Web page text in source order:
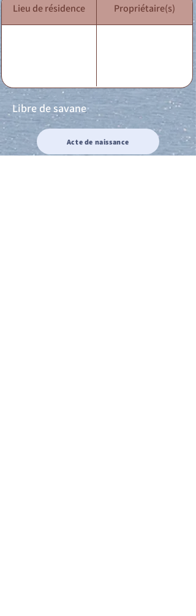
Lieu de résidence Propriétaire(s)
Libre de savane
Acte de naissance